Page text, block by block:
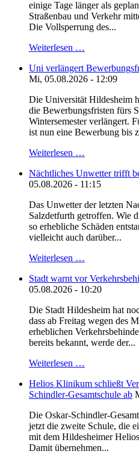
einige Tage länger als
Straßenbau und Verkehr
Die Vollsperrung des...
Weiterlesen …
Uni verlängert
Mi, 05.08.2026 - 12:09
Die Universität Hildesheim
die Bewerbungsfristen fürs
Wintersemester verlängert.
ist nun eine Bewerbung bis
Weiterlesen …
Nächtliches Unwetter trifft
05.08.2026 - 11:15
Das Unwetter der letzten
Salzdetfurth getroffen. Wie
so erhebliche Schäden
vielleicht auch darüber...
Weiterlesen …
Stadt warnt vor
05.08.2026 - 10:20
Die Stadt Hildesheim hat
dass ab Freitag wegen des
erheblichen
bereits bekannt, werde der...
Weiterlesen …
Helios Klinikum schließt
Schindler-Gesamtschule ab
Die Oskar-Schindler-
jetzt die zweite Schule, die
mit dem Hildesheimer
Damit übernehmen...